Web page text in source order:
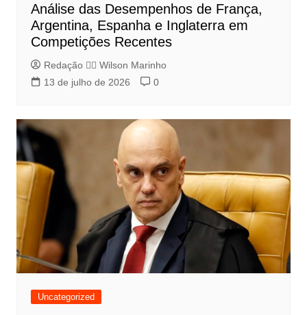
Análise das Desempenhos de França,
Argentina, Espanha e Inglaterra em
Competições Recentes
Redação 👨‍⚖️​ Wilson Marinho
13 de julho de 2026
0
Uncategorized